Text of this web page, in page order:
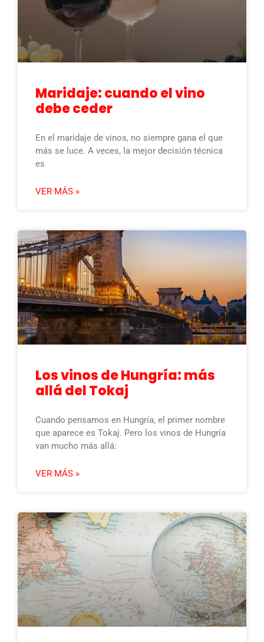
Maridaje: cuando el vino
debe ceder
En el maridaje de vinos, no siempre gana el que
más se luce. A veces, la mejor decisión técnica
es
VER MÁS »
Los vinos de Hungría: más
allá del Tokaj
Cuando pensamos en Hungría, el primer nombre
que aparece es Tokaj. Pero los vinos de Hungría
van mucho más allá:
VER MÁS »